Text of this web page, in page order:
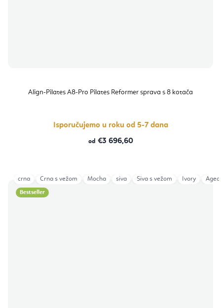
Align-Pilates A8-Pro Pilates Reformer sprava s 8 kotača
Isporučujemo u roku od 5-7 dana
od €3 696,60
Bestseller
crna Crna s vežom Mocha siva Siva s vežom Ivory Aged